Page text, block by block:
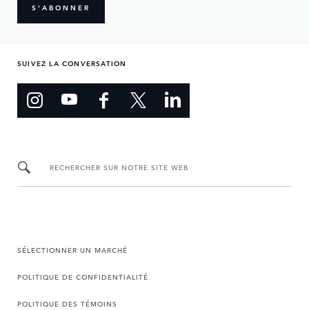
S'ABONNER
SUIVEZ LA CONVERSATION
RECHERCHER SUR NOTRE SITE WEB
SÉLECTIONNER UN MARCHÉ
POLITIQUE DE CONFIDENTIALITÉ
POLITIQUE DES TÉMOINS